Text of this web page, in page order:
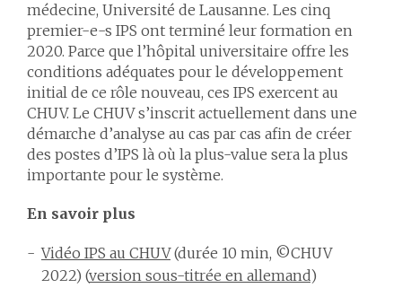
médecine, Université de Lausanne. Les cinq
premier-e-s IPS ont terminé leur formation en
2020. Parce que l’hôpital universitaire offre les
conditions adéquates pour le développement
initial de ce rôle nouveau, ces IPS exercent au
CHUV. Le CHUV s’inscrit actuellement dans une
démarche d’analyse au cas par cas afin de créer
des postes d’IPS là où la plus-value sera la plus
importante pour le système.
En savoir plus
Vidéo IPS au CHUV(durée 10 min, ©CHUV
2022) (version sous-titrée en allemand)